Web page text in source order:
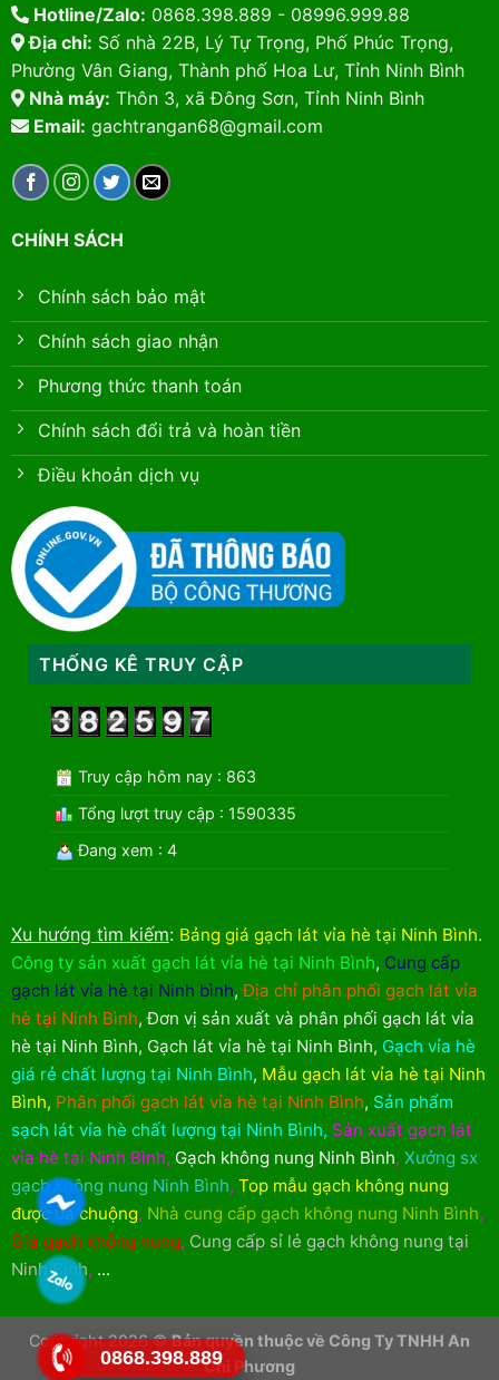
Hotline/Zalo: 0868.398.889 - 08996.999.88
Địa chỉ: Số nhà 22B, Lý Tự Trọng, Phố Phúc Trọng,
Phường Vân Giang, Thành phố Hoa Lư, Tỉnh Ninh Bình
Nhà máy: Thôn 3, xã Đông Sơn, Tỉnh Ninh Bình
Email: gachtrangan68@gmail.com
CHÍNH SÁCH
Chính sách bảo mật
Chính sách giao nhận
Phương thức thanh toán
Chính sách đổi trả và hoàn tiền
Điều khoản dịch vụ
THỐNG KÊ TRUY CẬP
Truy cập hôm nay : 863
Tổng lượt truy cập : 1590335
Đang xem : 4
Xu hướng tìm kiếm: Bảng giá gạch lát vỉa hè tại Ninh Bình.
Công ty sản xuất gạch lát vỉa hè tại Ninh Bình, Cung cấp
gạch lát vỉa hè tại Ninh bình,Địa chỉ phân phối gạch lát vỉa
hè tại Ninh Bình,Đơn vị sản xuất và phân phối gạch lát vỉa
hè tại Ninh Bình, Gạch lát vỉa hè tại Ninh Bình, Gạch vỉa hè
giá rẻ chất lượng tại Ninh Bình, Mẫu gạch lát vỉa hè tại Ninh
Bình, Phân phối gạch lát vỉa hè tại Ninh Bình, Sản phẩm
sạch lát vỉa hè chất lượng tại Ninh Bình, Sản xuất gạch lát
vỉa hè tại Ninh Bình, Gạch không nung Ninh Bình, Xưởng sx
gạch không nung Ninh Bình, Top mẫu gạch không nung
được ưa chuộng, Nhà cung cấp gạch không nung Ninh Bình,
Giá gạch không nung, Cung cấp sỉ lẻ gạch không nung tại
Ninh Bình, ...
Copyright 2026 ©Bản quyền thuộc về Công Ty TNHH An
Chi Phương
0868.398.889